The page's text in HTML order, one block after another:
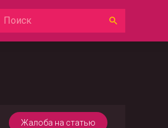
Жалоба на статью